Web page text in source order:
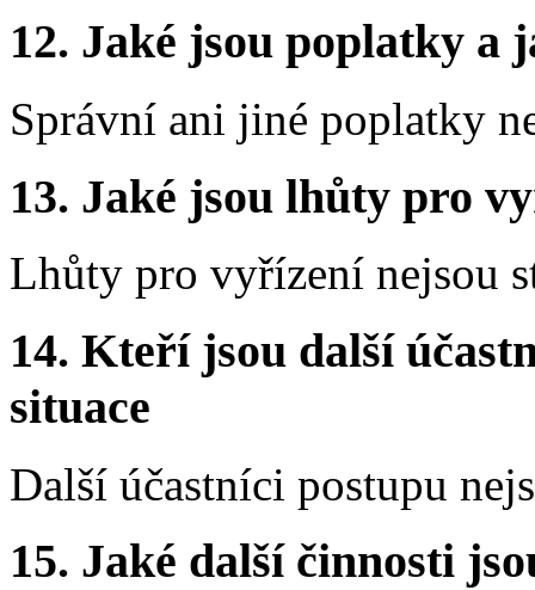
12. Jaké jsou poplatky a
Správní ani jiné poplatky
13. Jaké jsou lhůty pro
Lhůty pro vyřízení nejsou
14. Kteří jsou další
situace
Další účastníci postupu
15. Jaké další činnosti